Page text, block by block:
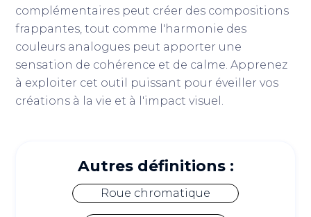
complémentaires peut créer des compositions
frappantes, tout comme l'harmonie des
couleurs analogues peut apporter une
sensation de cohérence et de calme. Apprenez
à exploiter cet outil puissant pour éveiller vos
créations à la vie et à l'impact visuel.
Autres définitions :
Roue chromatique